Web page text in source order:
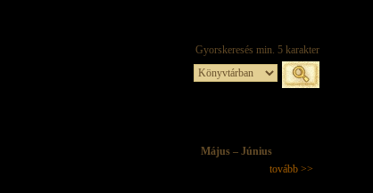
Május – Június
tovább >>